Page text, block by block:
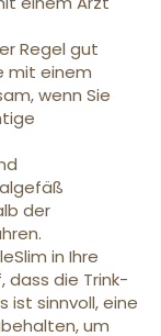
Regel gut
mit einem
wenn Sie
der
in Ihre
dass die Trink-
ist sinnvoll, eine
um